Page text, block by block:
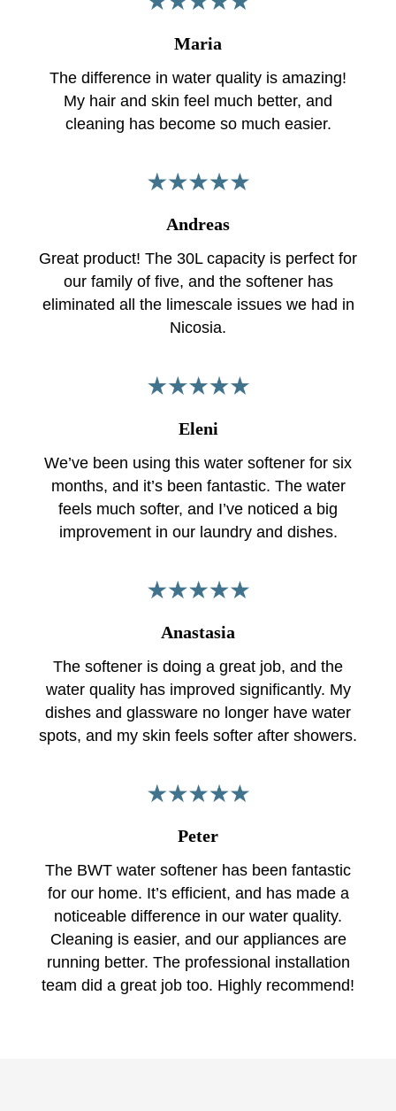
Maria
The difference in water quality is amazing!
My hair and skin feel much better, and
cleaning has become so much easier.
Andreas
Great product! The 30L capacity is perfect for
our family of five, and the softener has
eliminated all the limescale issues we had in
Nicosia.
Eleni
We’ve been using this water softener for six
months, and it’s been fantastic. The water
feels much softer, and I’ve noticed a big
improvement in our laundry and dishes.
Anastasia
The softener is doing a great job, and the
water quality has improved significantly. My
dishes and glassware no longer have water
spots, and my skin feels softer after showers.
Peter
The BWT water softener has been fantastic
for our home. It’s efficient, and has made a
noticeable difference in our water quality.
Cleaning is easier, and our appliances are
running better. The professional installation
team did a great job too. Highly recommend!